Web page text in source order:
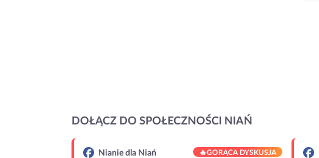
DOŁĄCZ DO SPOŁECZNOŚCI NIAŃ
Nianie dla Niań 🔥GORĄCA DYSKUSJA